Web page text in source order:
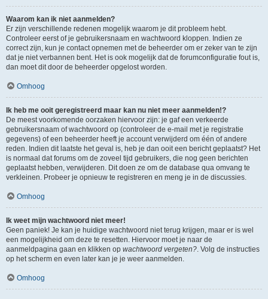
Waarom kan ik niet aanmelden?
Er zijn verschillende redenen mogelijk waarom je dit probleem hebt.
Controleer eerst of je gebruikersnaam en wachtwoord kloppen. Indien ze
correct zijn, kun je contact opnemen met de beheerder om er zeker van te zijn
dat je niet verbannen bent. Het is ook mogelijk dat de forumconfiguratie fout is,
dan moet dit door de beheerder opgelost worden.
Omhoog
Ik heb me ooit geregistreerd maar kan nu niet meer aanmelden!?
De meest voorkomende oorzaken hiervoor zijn: je gaf een verkeerde
gebruikersnaam of wachtwoord op (controleer de e-mail met je registratie
gegevens) of een beheerder heeft je account verwijderd om één of andere
reden. Indien dit laatste het geval is, heb je dan ooit een bericht geplaatst? Het
is normaal dat forums om de zoveel tijd gebruikers, die nog geen berichten
geplaatst hebben, verwijderen. Dit doen ze om de database qua omvang te
verkleinen. Probeer je opnieuw te registreren en meng je in de discussies.
Omhoog
Ik weet mijn wachtwoord niet meer!
Geen paniek! Je kan je huidige wachtwoord niet terug krijgen, maar er is wel
een mogelijkheid om deze te resetten. Hiervoor moet je naar de
aanmeldpagina gaan en klikken op wachtwoord vergeten?. Volg de instructies
op het scherm en even later kan je je weer aanmelden.
Omhoog